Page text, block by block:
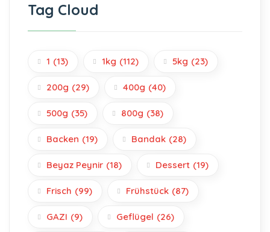
Tag Cloud
1 (13) 1kg (112) 5kg (23)
200g (29) 400g (40)
500g (35) 800g (38)
Backen (19) Bandak (28)
Beyaz Peynir (18) Dessert (19)
Frisch (99) Frühstück (87)
GAZI (9) Geflügel (26)